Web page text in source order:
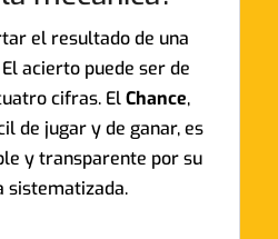
el resultado de una
acierto puede ser de
cifras. ElChance,
de jugar y de ganar, es
y transparente por su
sistematizada.